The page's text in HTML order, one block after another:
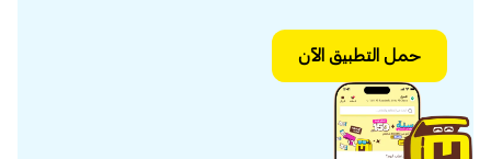
حمل التطبيق الآن